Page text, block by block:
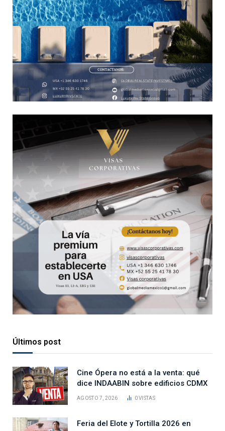
Últimos post
Cine Ópera no está a la venta: qué
dice INDAABIN sobre edificios CDMX
AGOSTO 7, 2026 0VISTAS
Feria del Elote y Tortilla 2026 en